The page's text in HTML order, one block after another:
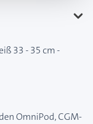
33 - 35 cm -
OmniPod, CGM-